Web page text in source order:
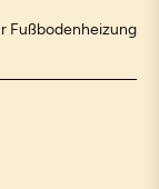
Fußbodenheizung